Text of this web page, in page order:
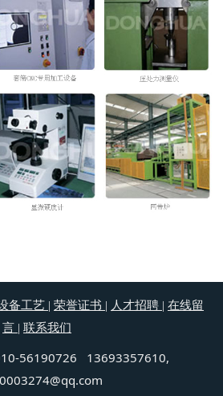
备工艺 | 荣誉证书 | 人才招聘 | 在线留
言 | 联系我们
56190726 13693357610,